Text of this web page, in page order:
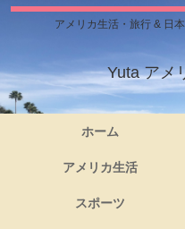
アメリカ生活・旅行 & 日
Yuta アメ
ホーム
アメリカ生活
スポーツ